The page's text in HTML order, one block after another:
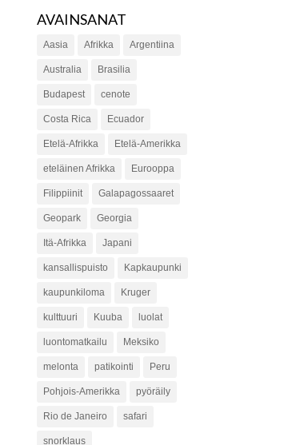
AVAINSANAT
Aasia Afrikka Argentiina
Australia Brasilia
Budapest cenote
Costa Rica Ecuador
Etelä-Afrikka Etelä-Amerikka
eteläinen Afrikka Eurooppa
Filippiinit Galapagossaaret
Geopark Georgia
Itä-Afrikka Japani
kansallispuisto Kapkaupunki
kaupunkiloma Kruger
kulttuuri Kuuba luolat
luontomatkailu Meksiko
melonta patikointi Peru
Pohjois-Amerikka pyöräily
Rio de Janeiro safari
snorklaus